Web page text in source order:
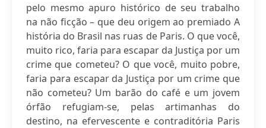
pelo mesmo apuro histórico de seu trabalho
na não ficção – que deu origem ao premiado A
história do Brasil nas ruas de Paris. O que você,
muito rico, faria para escapar da Justiça por um
crime que cometeu? O que você, muito pobre,
faria para escapar da Justiça por um crime que
não cometeu? Um barão do café e um jovem
órfão refugiam-se, pelas artimanhas do
destino, na efervescente e contraditória Paris